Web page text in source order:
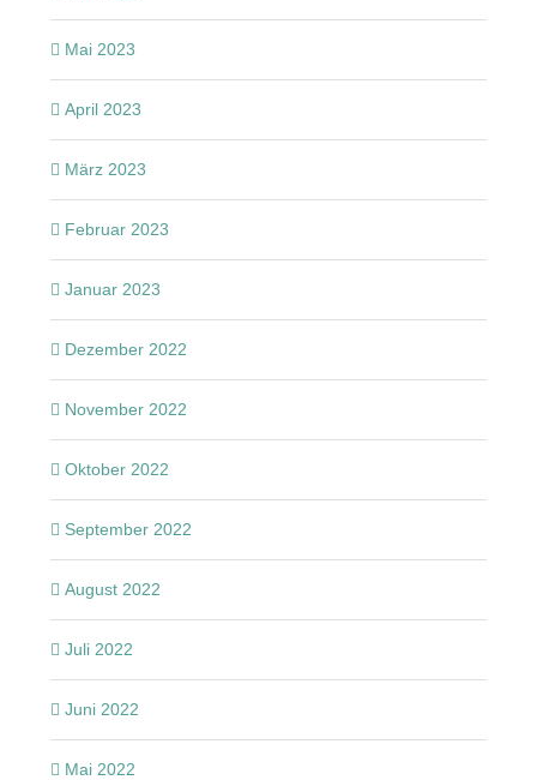
Mai 2023
April 2023
März 2023
Februar 2023
Januar 2023
Dezember 2022
November 2022
Oktober 2022
September 2022
August 2022
Juli 2022
Juni 2022
Mai 2022